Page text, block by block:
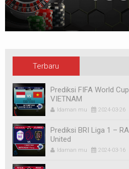
Terbaru
Prediksi FIFA World
VIETNAM
Idaman mu 2024-03-26
Prediksi BRI Liga 1 –
United
Idaman mu 2024-03-16